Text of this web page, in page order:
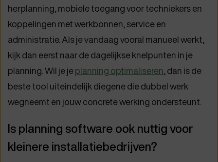
herplanning, mobiele toegang voor techniekers en
koppelingen met werkbonnen, service en
administratie. Als je vandaag vooral manueel werkt,
kijk dan eerst naar de dagelijkse knelpunten in je
planning. Wil je jeplanning optimaliseren, dan is de
beste tool uiteindelijk diegene die dubbel werk
wegneemt en jouw concrete werking ondersteunt.
Is planning software ook nuttig voor
kleinere installatiebedrijven?